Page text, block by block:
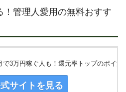
！管理人愛用の無料おすす
で3万円稼ぐ人も！還元率トップのポイ活
サイトを見る